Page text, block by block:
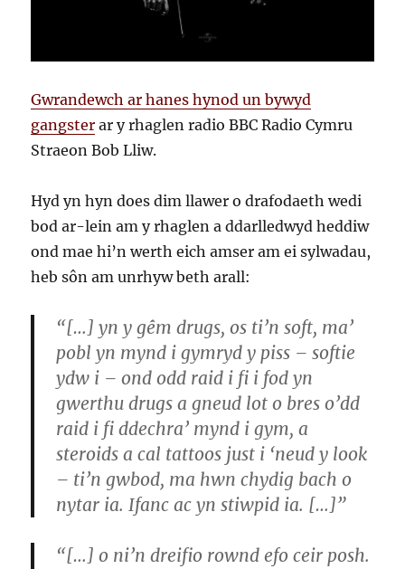
Gwrandewch ar hanes hynod un bywyd
gangster ar y rhaglen radio BBC Radio Cymru
Straeon Bob Lliw.
Hyd yn hyn does dim llawer o drafodaeth wedi
bod ar-lein am y rhaglen a ddarlledwyd heddiw
ond mae hi’n werth eich amser am ei sylwadau,
heb sôn am unrhyw beth arall:
“[…] yn y gêm drugs, os ti’n soft, ma’
pobl yn mynd i gymryd y piss – softie
ydw i – ond odd raid i fi i fod yn
gwerthu drugs a gneud lot o bres o’dd
raid i fi ddechra’ mynd i gym, a
steroids a cal tattoos just i ‘neud y look
– ti’n gwbod, ma hwn chydig bach o
nytar ia. Ifanc ac yn stiwpid ia. […]”
“[…] o ni’n dreifio rownd efo ceir posh.